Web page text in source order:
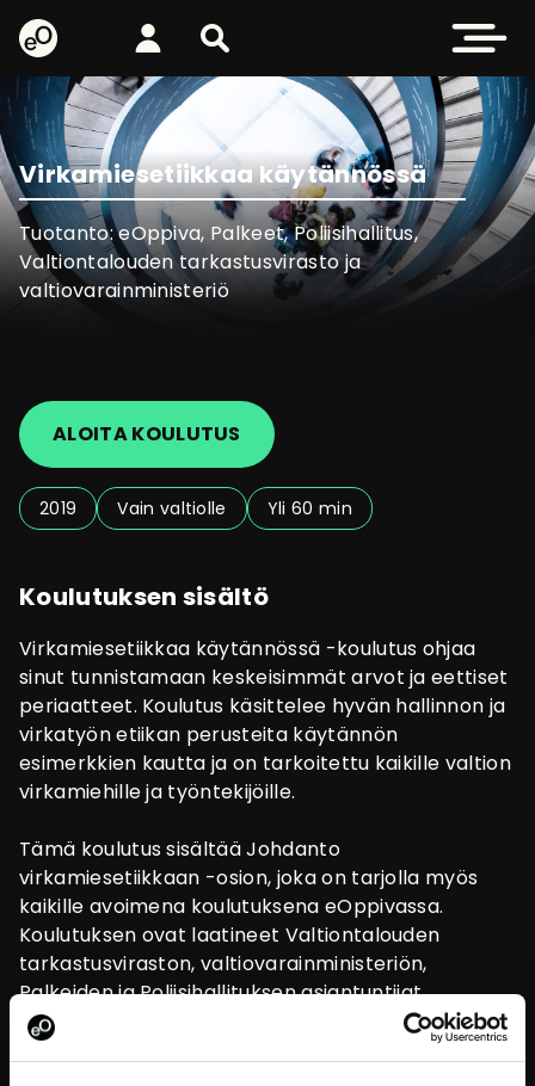
eOppiva - Etusivulle
Kirjaudu Etsi sivustolta Avaa
Virkamiesetiikkaa käytännössä
Tuotanto: eOppiva, Palkeet, Poliisihallitus,
Valtiontalouden tarkastusvirasto ja
valtiovarainministeriö
ALOITA KOULUTUS
2019 Vain valtiolle Yli 60 min
Koulutuksen sisältö
Virkamiesetiikkaa käytännössä -koulutus ohjaa
sinut tunnistamaan keskeisimmät arvot ja eettiset
periaatteet. Koulutus käsittelee hyvän hallinnon ja
virkatyön etiikan perusteita käytännön
esimerkkien kautta ja on tarkoitettu kaikille valtion
virkamiehille ja työntekijöille.
Tämä koulutus sisältää Johdanto
virkamiesetiikkaan -osion, joka on tarjolla myös
kaikille avoimena koulutuksena eOppivassa.
Koulutuksen ovat laatineet Valtiontalouden
tarkastusviraston, valtiovarainministeriön,
Palkeiden ja Poliisihallituksen asiantuntijat.
Mitä opin?